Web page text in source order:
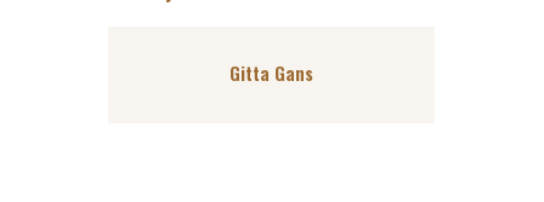
Gitta Gans